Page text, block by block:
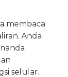
membaca
Anda
selular.